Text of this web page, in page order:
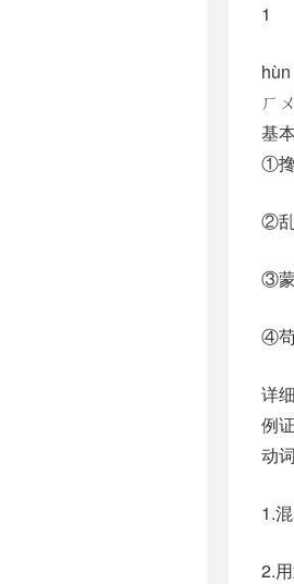
1
hùn
ㄏ
基
①搀
②乱
③蒙
④苟
详
例证
动词
1.
2.